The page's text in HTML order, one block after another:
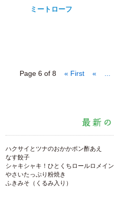
ミートローフ
Page 6 of 8 « First « ...
ハクサイとツナのおかかポン酢あえ
なす餃子
シャキシャキ！ひとくちロールロメイン
やさいたっぷり粉焼き
ふきみそ（くるみ入り）